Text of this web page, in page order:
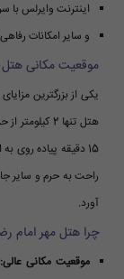
اینترنت وایرلس با
و سایر امکانات
موقعیت مکانی
یکی از بزرگترین
هتل تنها 2
15 دقیقه پیاده
راحت به حرم و سایر
آورد.
چرا هتل مهر امام
موقعیت مکانی عالی: